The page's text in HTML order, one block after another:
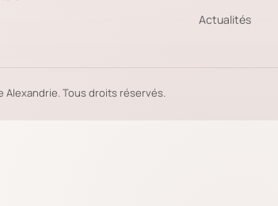
Actualités
Alexandrie. Tous droits réservés.